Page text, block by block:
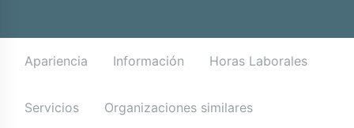
Apariencia Información Horas Laborales
Servicios Organizaciones similares